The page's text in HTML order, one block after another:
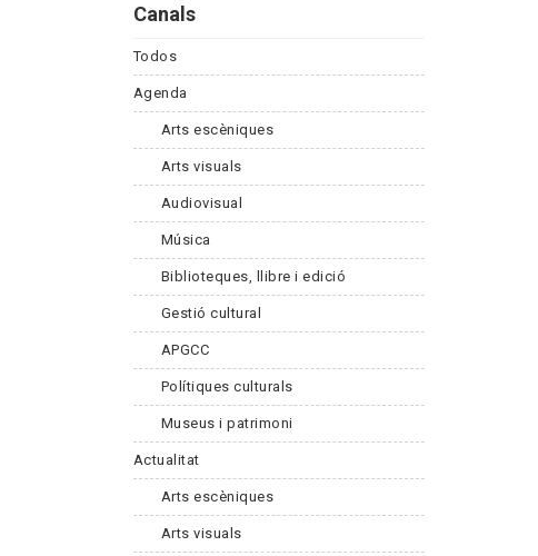
Canals
Todos
Agenda
Arts escèniques
Arts visuals
Audiovisual
Música
Biblioteques, llibre i edició
Gestió cultural
APGCC
Polítiques culturals
Museus i patrimoni
Actualitat
Arts escèniques
Arts visuals